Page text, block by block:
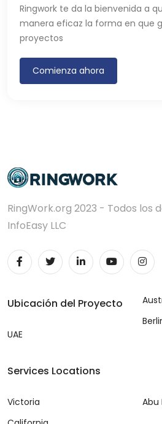
Ringwork te da la bienvenida a
manera eficaz la forma en que
proyectos
Comienza ahora
RingWork.org 2023 - Todos los
InfoEasy LLC
Ubicación del Proyecto
UAE
Services Locations
Victoria
Abu